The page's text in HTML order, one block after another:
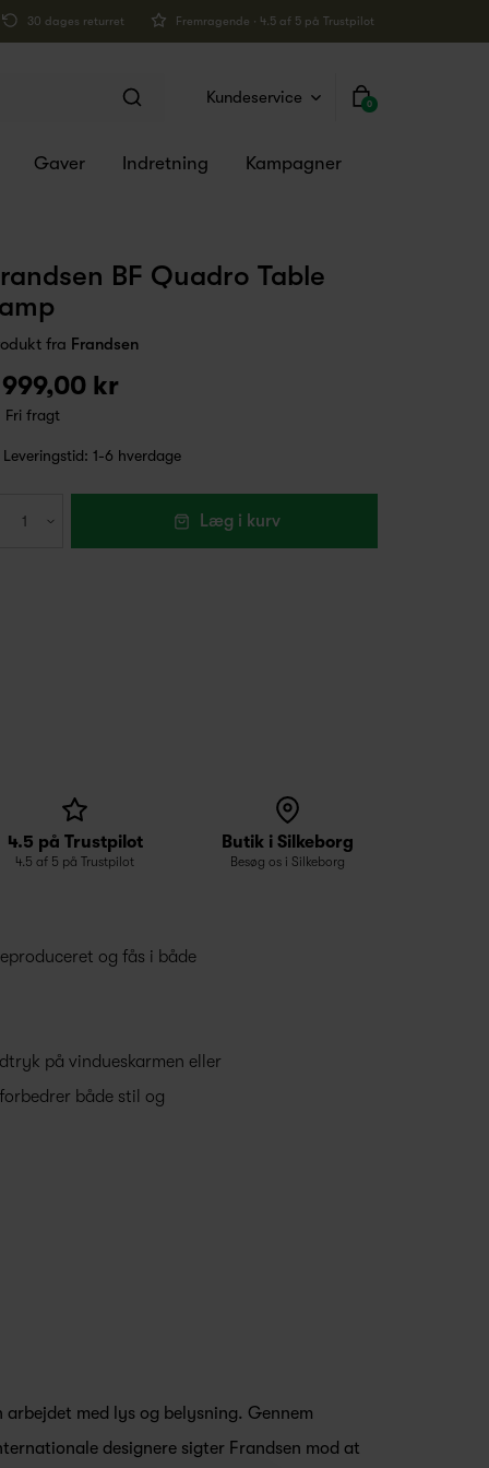
30 dages returret Fremragende · 4.5 af 5 på Trustpilot
0
Kundeservice
Gaver Indretning Kampagner
BF Quadro Table
fra Frandsen
999,00 kr
Fri fragt
Leveringstid: 1-6 hverdage
Læg i kurv
4.5 på Trustpilot
4.5 af 5 på Trustpilot
Butik i Silkeborg
Besøg os i Silkeborg
og fås i både
på vindueskarmen eller
både stil og
arbejdet med lys og belysning. Gennem
designere sigter Frandsen mod at